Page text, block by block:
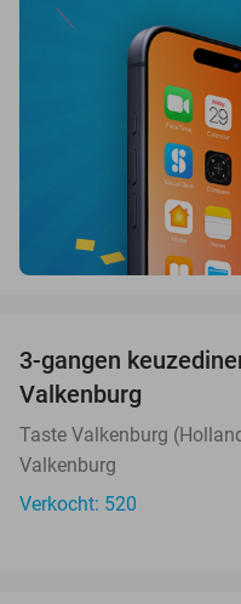
3-gangen
Valkenburg
Taste Valkenburg
Valkenburg
Verkocht: 520